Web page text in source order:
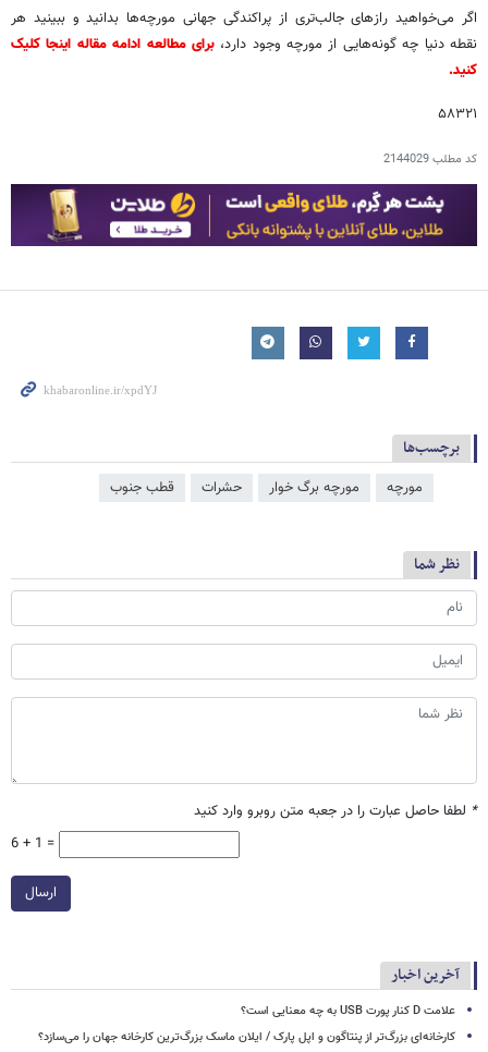
اگر می‌خواهید رازهای جالب‌تری از پراکندگی جهانی مورچه‌ها بدانید و ببینید هر
نقطه دنیا چه گونه‌هایی از مورچه وجود دارد، برای مطالعه ادامه مقاله اینجا کلیک
کنید.
۵۸۳۲۱
کد مطلب2144029
برچسب‌ها
مورچه مورچه برگ خوار حشرات قطب جنوب
نظر شما
* لطفا حاصل عبارت را در جعبه متن روبرو وارد کنید
6 + 1 =
ارسال
آخرین اخبار
علامت D کنار پورت USB به چه معنایی است؟
کارخانه‌ای بزرگ‌تر از پنتاگون و اپل پارک / ایلان ماسک بزرگ‌ترین کارخانه جهان را می‌سازد؟